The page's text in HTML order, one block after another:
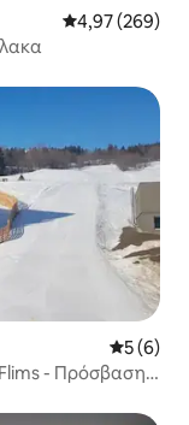
Μέση
4,97 (269)
Μέση
5 (6)
- Πρόσβαση